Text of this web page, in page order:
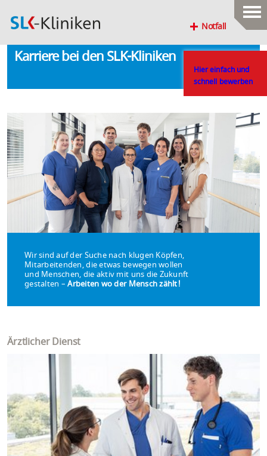
Notfall
Karriere bei den SLK-Kliniken
Hier einfach und
schnell bewerben
Wir sind auf der Suche nach klugen Köpfen,
Mitarbeitenden, die etwas bewegen wollen
und Menschen, die aktiv mit uns die Zukunft
gestalten –Arbeiten wo der Mensch zählt!
Ärztlicher Dienst